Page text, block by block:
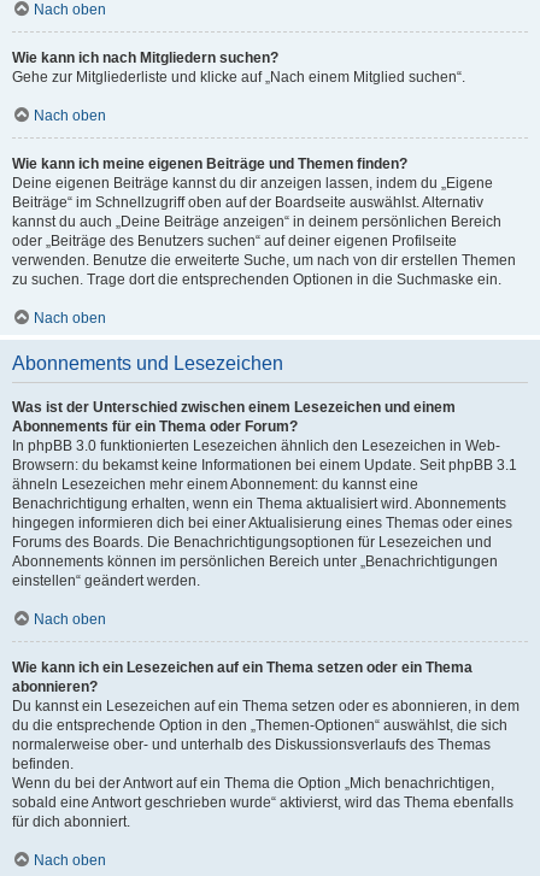
Nach oben
Wie kann ich nach Mitgliedern suchen?
Gehe zur Mitgliederliste und klicke auf „Nach einem Mitglied suchen“.
Nach oben
Wie kann ich meine eigenen Beiträge und Themen finden?
Deine eigenen Beiträge kannst du dir anzeigen lassen, indem du „Eigene
Beiträge“ im Schnellzugriff oben auf der Boardseite auswählst. Alternativ
kannst du auch „Deine Beiträge anzeigen“ in deinem persönlichen Bereich
oder „Beiträge des Benutzers suchen“ auf deiner eigenen Profilseite
verwenden. Benutze die erweiterte Suche, um nach von dir erstellen Themen
zu suchen. Trage dort die entsprechenden Optionen in die Suchmaske ein.
Nach oben
Abonnements und Lesezeichen
Was ist der Unterschied zwischen einem Lesezeichen und einem
Abonnements für ein Thema oder Forum?
In phpBB 3.0 funktionierten Lesezeichen ähnlich den Lesezeichen in Web-
Browsern: du bekamst keine Informationen bei einem Update. Seit phpBB 3.1
ähneln Lesezeichen mehr einem Abonnement: du kannst eine
Benachrichtigung erhalten, wenn ein Thema aktualisiert wird. Abonnements
hingegen informieren dich bei einer Aktualisierung eines Themas oder eines
Forums des Boards. Die Benachrichtigungsoptionen für Lesezeichen und
Abonnements können im persönlichen Bereich unter „Benachrichtigungen
einstellen“ geändert werden.
Nach oben
Wie kann ich ein Lesezeichen auf ein Thema setzen oder ein Thema
abonnieren?
Du kannst ein Lesezeichen auf ein Thema setzen oder es abonnieren, in dem
du die entsprechende Option in den „Themen-Optionen“ auswählst, die sich
normalerweise ober- und unterhalb des Diskussionsverlaufs des Themas
befinden.
Wenn du bei der Antwort auf ein Thema die Option „Mich benachrichtigen,
sobald eine Antwort geschrieben wurde“ aktivierst, wird das Thema ebenfalls
für dich abonniert.
Nach oben